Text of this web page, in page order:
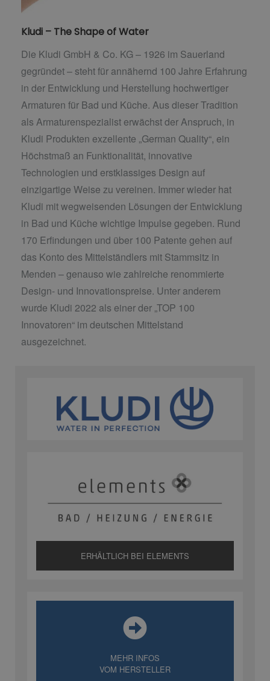
Kludi – The Shape of Water
Die Kludi GmbH & Co. KG – 1926 im Sauerland
gegründet – steht für annähernd 100 Jahre Erfahrung
in der Entwicklung und Herstellung hochwertiger
Armaturen für Bad und Küche. Aus dieser Tradition
als Armaturenspezialist erwächst der Anspruch, in
Kludi Produkten exzellente „German Quality“, ein
Höchstmaß an Funktionalität, innovative
Technologien und erstklassiges Design auf
einzigartige Weise zu vereinen. Immer wieder hat
Kludi mit wegweisenden Lösungen der Entwicklung
in Bad und Küche wichtige Impulse gegeben. Rund
170 Erfindungen und über 100 Patente gehen auf
das Konto des Mittelständlers mit Stammsitz in
Menden – genauso wie zahlreiche renommierte
Design- und Innovationspreise. Unter anderem
wurde Kludi 2022 als einer der „TOP 100
Innovatoren“ im deutschen Mittelstand
ausgezeichnet.
ERHÄLTLICH BEI ELEMENTS
MEHR INFOS
VOM HERSTELLER